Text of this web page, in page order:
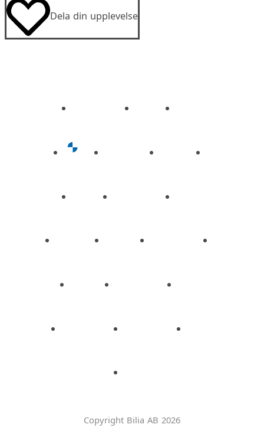
Dela din upplevelse
Copyright Bilia AB 2026